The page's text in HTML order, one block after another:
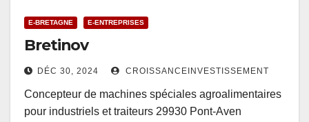
E-BRETAGNE E-ENTREPRISES
Bretinov
DÉC 30, 2024 CROISSANCEINVESTISSEMENT
Concepteur de machines spéciales agroalimentaires
pour industriels et traiteurs 29930 Pont-Aven